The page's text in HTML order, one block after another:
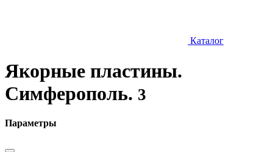
Каталог
Якорные пластины.
Симферополь. 3
Параметры